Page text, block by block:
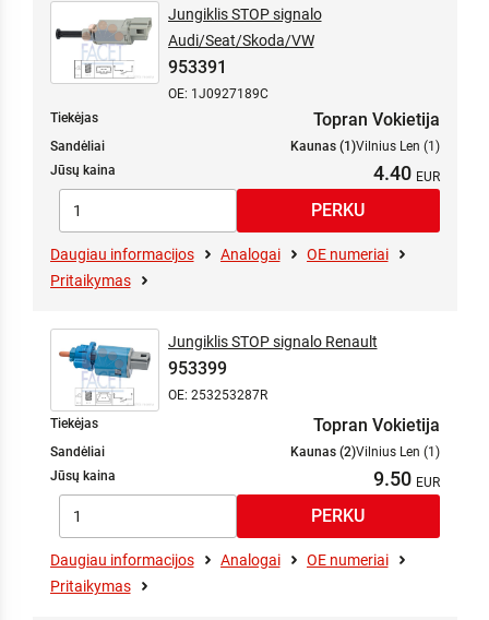
Jungiklis STOP signalo
Audi/Seat/Skoda/VW
953391
OE: 1J0927189C
Tiekėjas
Topran Vokietija
Sandėliai Kaunas (1)Vilnius Len (1)
Jūsų kaina
4.40
Daugiau informacijos Analogai
OE numeriai
Pritaikymas
Jungiklis STOP signalo Renault
953399
OE: 253253287R
Tiekėjas
Topran Vokietija
Sandėliai Kaunas (2)Vilnius Len (1)
Jūsų kaina
9.50
Daugiau informacijos Analogai
OE numeriai
Pritaikymas